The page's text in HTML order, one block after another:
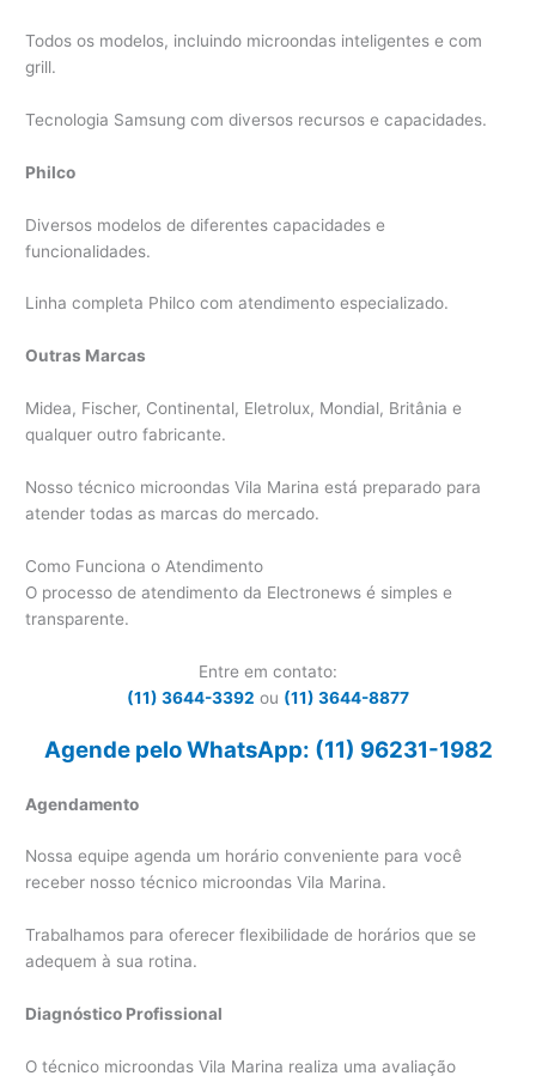
Todos os modelos, incluindo microondas inteligentes e com
grill.
Tecnologia Samsung com diversos recursos e capacidades.
Philco
Diversos modelos de diferentes capacidades e
funcionalidades.
Linha completa Philco com atendimento especializado.
Outras Marcas
Midea, Fischer, Continental, Eletrolux, Mondial, Britânia e
qualquer outro fabricante.
Nosso técnico microondas Vila Marina está preparado para
atender todas as marcas do mercado.
Como Funciona o Atendimento
O processo de atendimento da Electronews é simples e
transparente.
Entre em contato:
(11) 3644-3392 ou (11) 3644-8877
Agende pelo WhatsApp: (11) 96231-1982
Agendamento
Nossa equipe agenda um horário conveniente para você
receber nosso técnico microondas Vila Marina.
Trabalhamos para oferecer flexibilidade de horários que se
adequem à sua rotina.
Diagnóstico Profissional
O técnico microondas Vila Marina realiza uma avaliação